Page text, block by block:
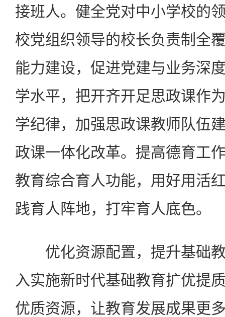
接班人。健全党对中小学校的
校党组织领导的校长负责制全
能力建设，促进党建与业务深
学水平，把开齐开足思政课作
学纪律，加强思政课教师队伍
政课一体化改革。提高德育工
教育综合育人功能，用好用活
践育人阵地，打牢育人底色。
优化资源配置，提升基础教
入实施新时代基础教育扩优提
优质资源，让教育发展成果更